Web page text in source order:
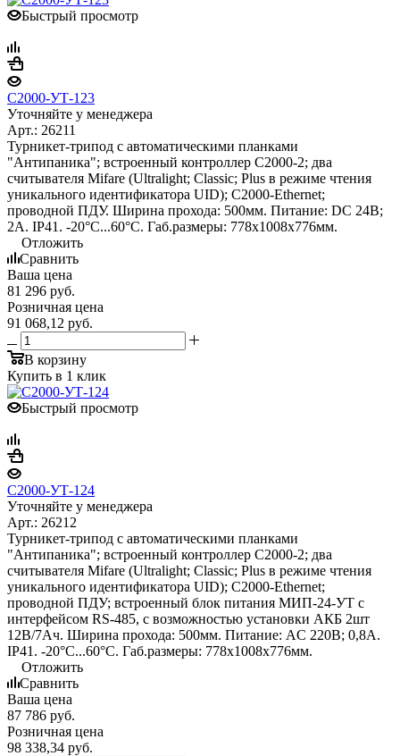
Быстрый просмотр
С2000-УТ-123
Уточняйте у менеджера
Арт.: 26211
Турникет-трипод с автоматическими планками
"Антипаника"; встроенный контроллер С2000-2; два
считывателя Mifare (Ultralight; Classic; Plus в режиме чтения
уникального идентификатора UID); С2000-Ethernet;
проводной ПДУ. Ширина прохода: 500мм. Питание: DC 24В;
2А. IP41. -20°С...60°С. Габ.размеры: 778х1008х776мм.
Отложить
Сравнить
Ваша цена
81 296 руб.
Розничная цена
91 068,12 руб.
В корзину
Купить в 1 клик
Быстрый просмотр
С2000-УТ-124
Уточняйте у менеджера
Арт.: 26212
Турникет-трипод с автоматическими планками
"Антипаника"; встроенный контроллер С2000-2; два
считывателя Mifare (Ultralight; Classic; Plus в режиме чтения
уникального идентификатора UID); С2000-Ethernet;
проводной ПДУ; встроенный блок питания МИП-24-УТ с
интерфейсом RS-485, с возможностью установки АКБ 2шт
12В/7Ач. Ширина прохода: 500мм. Питание: AC 220В; 0,8А.
IP41. -20°С...60°С. Габ.размеры: 778х1008х776мм.
Отложить
Сравнить
Ваша цена
87 786 руб.
Розничная цена
98 338,34 руб.